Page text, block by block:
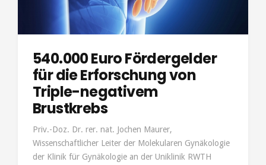
540.000 Euro Fördergelder
für die Erforschung von
Triple-negativem
Brustkrebs
Priv.-Doz. Dr. rer. nat. Jochen Maurer,
Wissenschaftlicher Leiter der Molekularen Gynäkologie
der Klinik für Gynäkologie an der Uniklinik RWTH